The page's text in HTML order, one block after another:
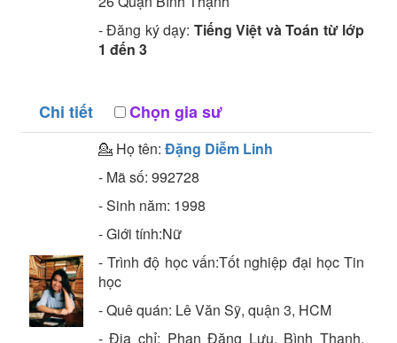
- Đăng ký dạy: Tiếng Việt và Toán từ lớp
1 đến 3
Chi tiết Chọn gia sư
💁 Họ tên: Đặng Diễm Linh
- Mã số: 992728
- Sinh năm: 1998
- Giới tính:Nữ
- Trình độ học vấn:Tốt nghiệp đại học Tin
học
- Quê quán: Lê Văn Sỹ, quận 3, HCM
- Địa chỉ: Phan Đăng Lưu, Bình Thạnh,